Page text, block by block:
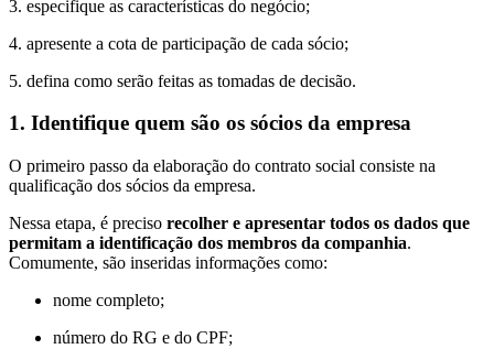
3. especifique as características do negócio;
4. apresente a cota de participação de cada sócio;
5. defina como serão feitas as tomadas de decisão.
1. Identifique quem são os sócios da empresa
O primeiro passo da elaboração do contrato social consiste na
qualificação dos sócios da empresa.
Nessa etapa, é preciso recolher e apresentar todos os dados que
permitam a identificação dos membros da companhia.
Comumente, são inseridas informações como:
nome completo;
número do RG e do CPF;